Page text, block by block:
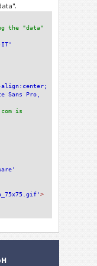
the "data"
IT'
Sans Pro,
is
>